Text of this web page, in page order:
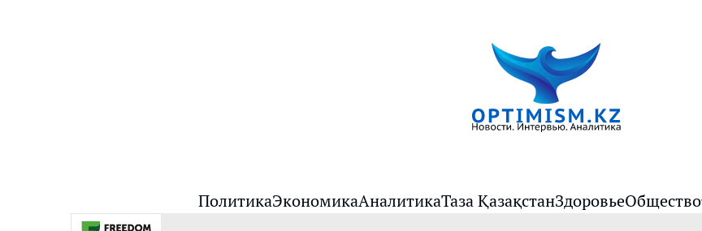
ПолитикаЭкономикаАналитикаТаза ҚазақстанЗдоровьеОбщество